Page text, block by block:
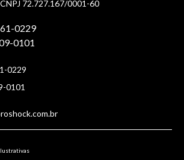
CNPJ 72.727.167/0001-60
0229
0101
0229
0101